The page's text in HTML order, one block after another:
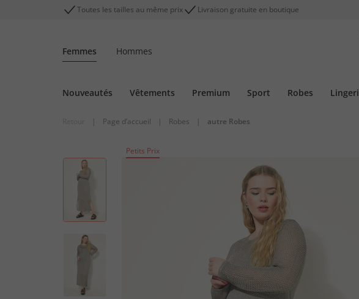
Toutes les tailles au même prix Livraison gratuite en boutique
Femmes Hommes
Nouveautés Vêtements Premium Sport Robes
| Page d’accueil | Robes | autre Robes
Petits Prix